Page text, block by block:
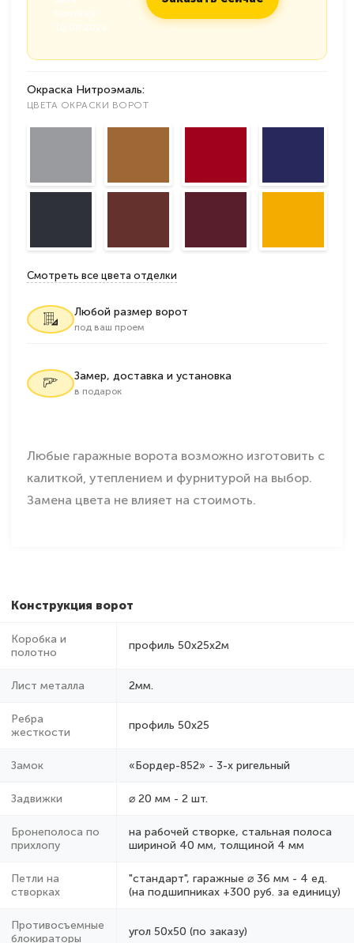
Окраска Нитроэмаль:
ЦВЕТА ОКРАСКИ ВОРОТ
Смотреть все цвета отделки
Любой размер ворот
под ваш проем
Замер, доставка и установка
в подарок
Любые гаражные ворота возможно изготовить с
калиткой, утеплением и фурнитурой на выбор.
Замена цвета не влияет на стоимоть.
Конструкция ворот
Коробка и
полотно
профиль 50х25х2м
Лист металла 2мм.
Ребра
жесткости
профиль 50х25
Замок «Бордер-852» - 3-х ригельный
Задвижки ⌀ 20 мм - 2 шт.
Бронеполоса по
прихлопу
на рабочей створке, стальная полоса
шириной 40 мм, толщиной 4 мм
Петли на
створках
"стандарт", гаражные ⌀ 36 мм - 4 ед.
(на подшипниках +300 руб. за единицу)
Противосъемные
блокираторы
угол 50х50 (по заказу)